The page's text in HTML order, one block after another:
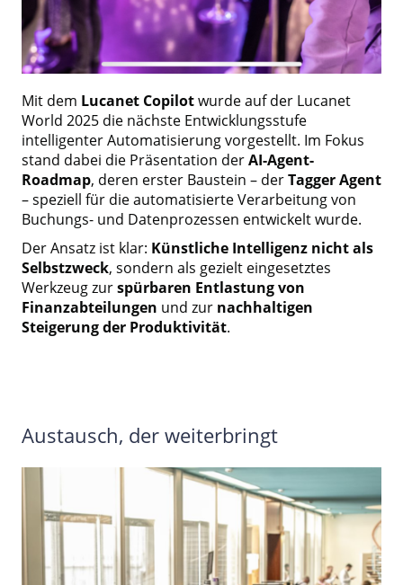
Mit dem Lucanet Copilotwurde auf der Lucanet
World 2025 die nächste Entwicklungsstufe
intelligenter Automatisierung vorgestellt. Im Fokus
stand dabei die Präsentation derAI-Agent-
Roadmap, deren erster Baustein – derTagger Agent
– speziell für die automatisierte Verarbeitung von
Buchungs- und Datenprozessen entwickelt wurde.
Der Ansatz ist klar: Künstliche Intelligenz nicht als
Selbstzweck, sondern als gezielt eingesetztes
Werkzeug zurspürbaren Entlastung von
Finanzabteilungen und zur nachhaltigen
Steigerung der Produktivität.
Austausch, der weiterbringt